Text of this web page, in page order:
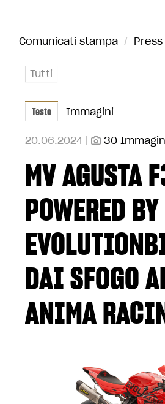
Comunicati stampa /
Tutti
Testo Immagini
20.06.2024 | 30
MV AGUSTA
POWERED BY
DAI SFOGO
ANIMA